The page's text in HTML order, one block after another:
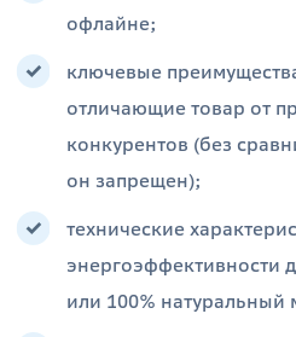
офлайне;
ключевые
отличающие товар от
конкурентов (без
он запрещен);
технические
энергоэффективности
или 100%